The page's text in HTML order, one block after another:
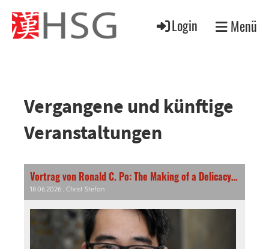
Login Menü
Vergangene und künftige
Veranstaltungen
Vortrag von Ronald C. Po: The Making of a Delicacy – Shark Fin and Maritime China in the Ming and Qing Dynasties
18.06.2026 , Christ Stefan